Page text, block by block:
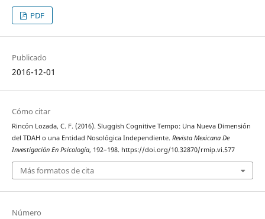
PDF
Publicado
2016-12-01
Cómo citar
Rincón Lozada, C. F. (2016). Sluggish Cognitive Tempo: Una Nueva Dimensión
del TDAH o una Entidad Nosológica Independiente. Revista Mexicana De
Investigación En Psicología, 192–198. https://doi.org/10.32870/rmip.vi.577
Más formatos de cita
Número